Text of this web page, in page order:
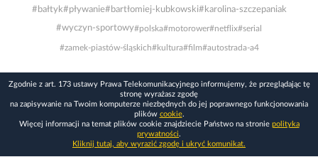
#bałtyk#pływanie#bartłomiej-kubkowski#karolina-szczepaniak
#wyczyn-sportowy#polska#motorower#netflix#serial
#zamek-piastów-śląskich#kultura#film#autostrada-a4
Zgodnie z art. 173 ustawy Prawa Telekomunikacyjnego informujemy, że przeglądając tę
stronę wyrażasz zgodę
na zapisywanie na Twoim komputerze niezbędnych do jej poprawnego funkcjonowania
plików cookie.
Więcej informacji na temat plików cookie znajdziecie Państwo na stronie polityka
prywatności.
Kliknij tutaj, aby wyrazić zgodę i ukryć komunikat.